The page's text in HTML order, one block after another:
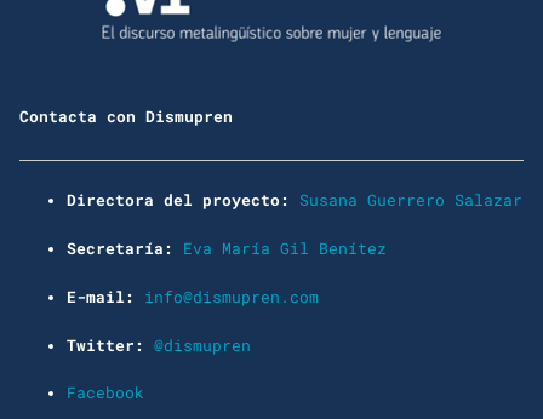
Contacta con Dismupren
Directora del proyecto: Susana Guerrero Salazar
Secretaría: Eva María Gil Benítez
E-mail: info@dismupren.com
Twitter: @dismupren
Facebook